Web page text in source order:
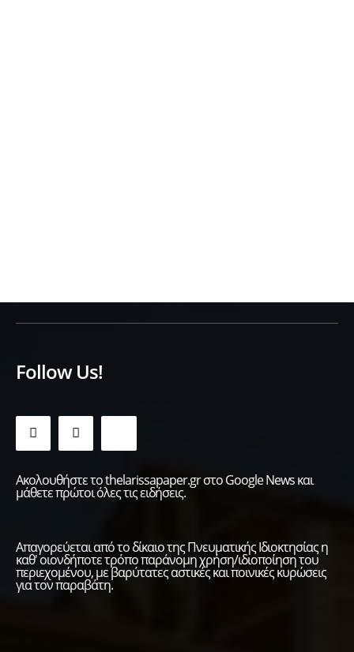
Follow Us!
Ακολουθήστε το thelarissapaper.gr στο Google News και
μάθετε πρώτοι όλες τις ειδήσεις.
Απαγορεύεται από το δίκαιο της Πνευματικής Ιδιοκτησίας η
καθ' οιονδήποτε τρόπο παράνομη χρήση/ιδιοποίηση του
περιεχομένου, με βαρύτατες αστικές και ποινικές κυρώσεις
για τον παραβάτη.